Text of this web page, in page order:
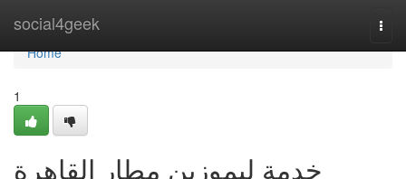
social4geek
Home
Home
1
خدمة ليموزين مطار القاهرة